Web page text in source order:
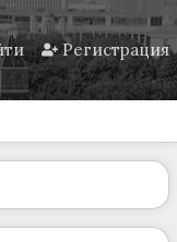
Регистрация